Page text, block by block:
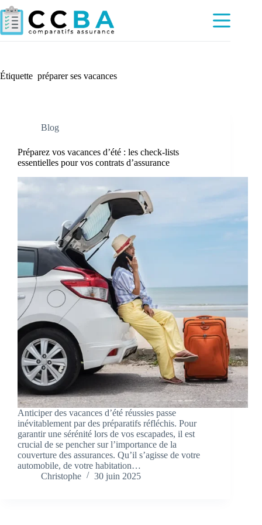
Passer
au
contenu
Étiquette préparer ses vacances
Blog
Préparez vos vacances d’été : les check-lists
essentielles pour vos contrats d’assurance
Anticiper des vacances d’été réussies passe
inévitablement par des préparatifs réfléchis. Pour
garantir une sérénité lors de vos escapades, il est
crucial de se pencher sur l’importance de la
couverture des assurances. Qu’il s’agisse de votre
automobile, de votre habitation…
Christophe
30 juin 2025